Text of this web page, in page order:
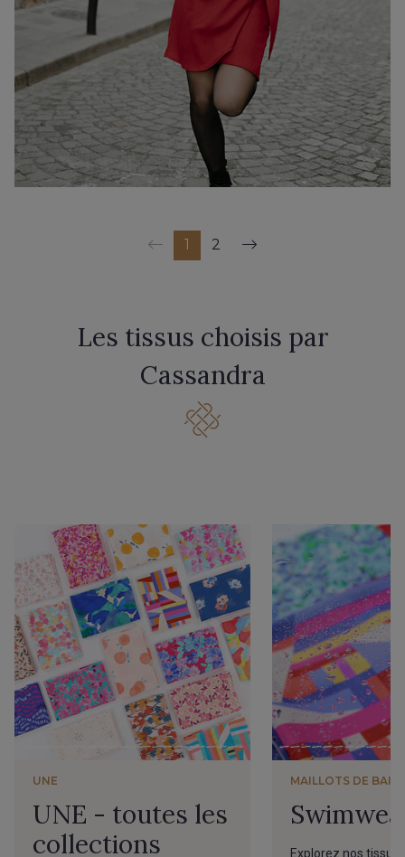
1 2
Les tissus choisis par
Cassandra
UNE
UNE - toutes les
collections
MAILLOTS DE BAIN
Explorez nos tissus